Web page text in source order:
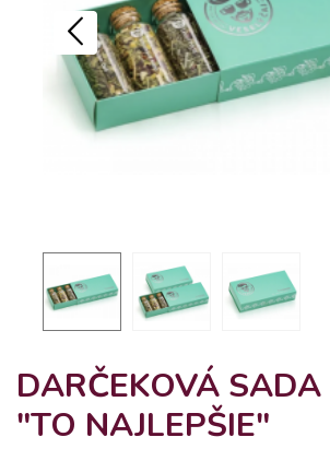
DARČEKOVÁ
"TO NAJLEPŠIE"